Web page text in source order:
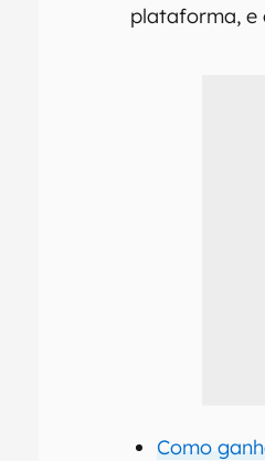
plataforma, e
Como